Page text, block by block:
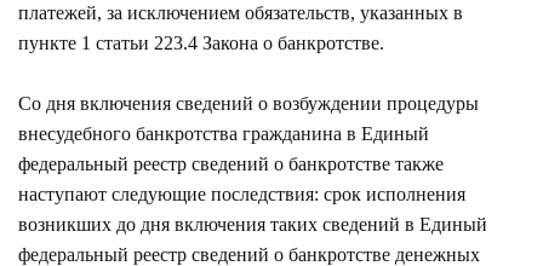
платежей, за исключением обязательств, указанных в
пункте 1 статьи 223.4 Закона о банкротстве.
Со дня включения сведений о возбуждении процедуры
внесудебного банкротства гражданина в Единый
федеральный реестр сведений о банкротстве также
наступают следующие последствия: срок исполнения
возникших до дня включения таких сведений в Единый
федеральный реестр сведений о банкротстве денежных